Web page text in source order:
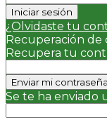
¿Olvidaste tu
Recuperación de
Recupera tu
Se te ha enviado